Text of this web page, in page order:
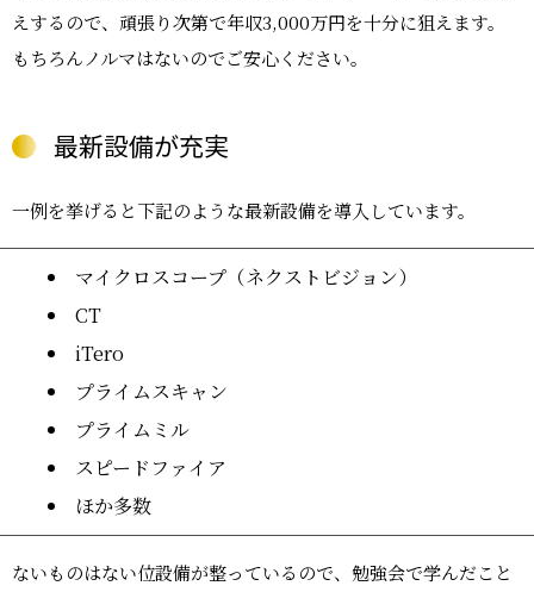
えするので、頑張り次第で年収3,000万円を十分に狙えます。
もちろんノルマはないのでご安心ください。
最新設備が充実
一例を挙げると下記のような最新設備を導入しています。
マイクロスコープ（ネクストビジョン）
CT
iTero
プライムスキャン
プライムミル
スピードファイア
ほか多数
ないものはない位設備が整っているので、勉強会で学んだこと